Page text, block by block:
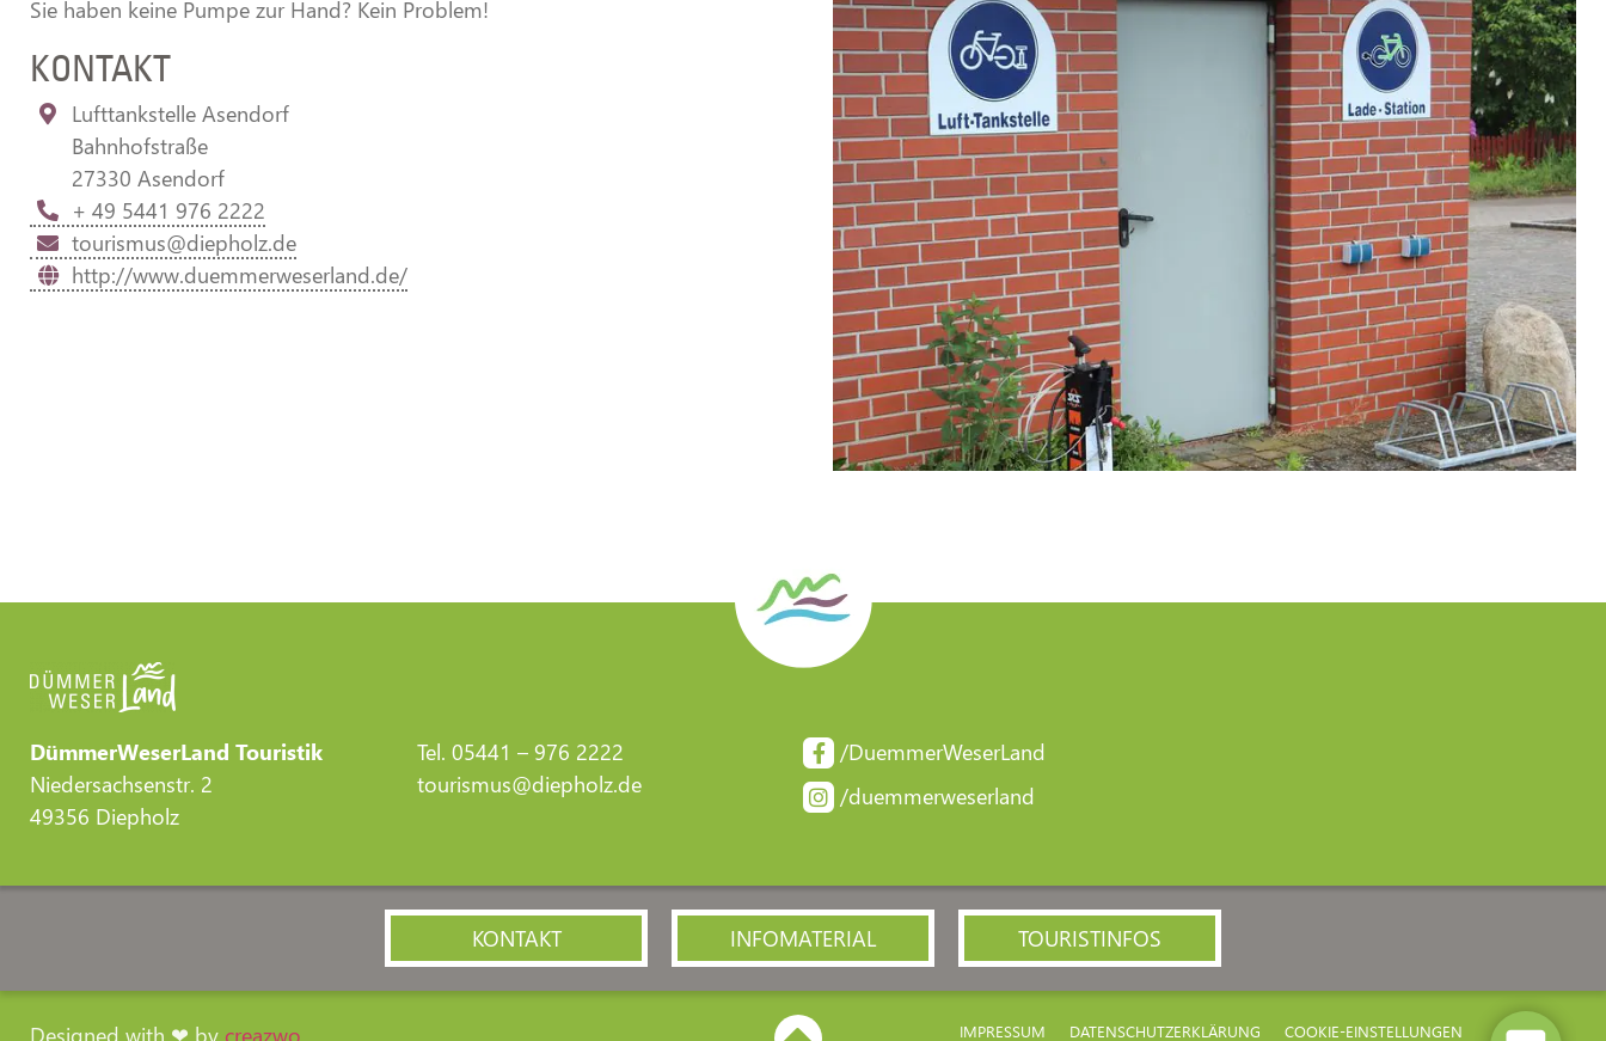
Sie haben keine Pumpe zur Hand? Kein Problem!
KONTAKT
Lufttankstelle Asendorf
Bahnhofstraße
27330 Asendorf
+ 49 5441 976 2222
tourismus@diepholz.de
http://www.duemmerweserland.de/
DümmerWeserLand Touristik
Niedersachsenstr. 2
49356 Diepholz
Tel. 05441 – 976 2222
tourismus@diepholz.de
/DuemmerWeserLand
/duemmerweserland
KONTAKT INFOMATERIAL TOURISTINFOS
Designed with ❤ by creazwo IMPRESSUM DATENSCHUTZERKLÄRUNG COOKIE-EINSTELLUNGEN